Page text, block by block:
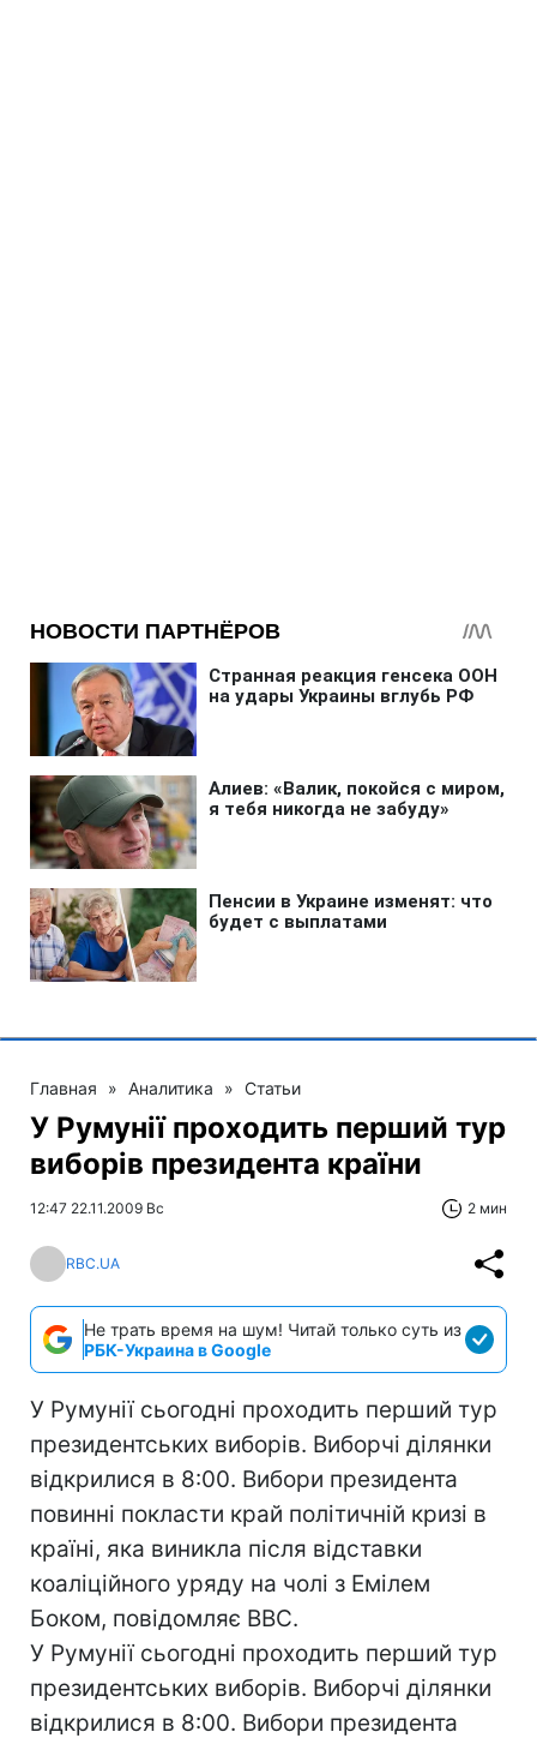
Главная » Аналитика » Статьи
У Румунії проходить перший тур
виборів президента країни
12:47 22.11.2009 Вс 2 мин
RBC.UA
Не трать время на шум! Читай только суть из
РБК-Украина в Google
У Румунії сьогодні проходить перший тур
президентських виборів. Виборчі ділянки
відкрилися в 8:00. Вибори президента
повинні покласти край політичній кризі в
країні, яка виникла після відставки
коаліційного уряду на чолі з Емілем
Боком, повідомляє BBC.
У Румунії сьогодні проходить перший тур
президентських виборів. Виборчі ділянки
відкрилися в 8:00. Вибори президента